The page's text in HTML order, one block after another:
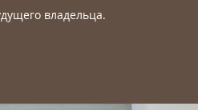
владельца.